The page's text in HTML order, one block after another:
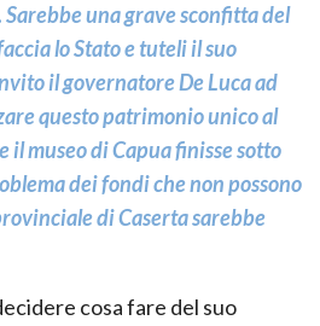
una grave sconfitta del
lo Stato e tuteli il suo
il governatore De Luca ad
questo patrimonio unico al
il museo di Capua finisse sotto
dei fondi che non possono
di Caserta sarebbe
cosa fare del suo